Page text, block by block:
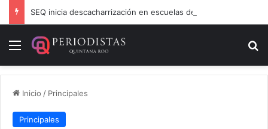
Menú
Inicio / Principales
Principales